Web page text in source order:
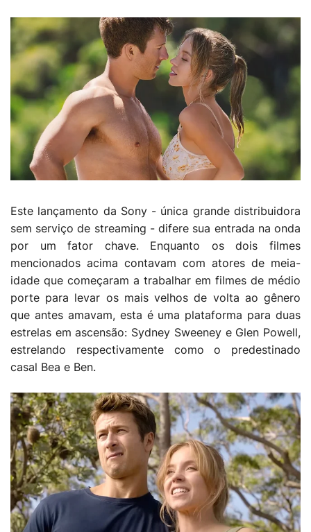
Este lançamento da Sony - única grande distribuidora
sem serviço de streaming - difere sua entrada na onda
por um fator chave. Enquanto os dois filmes
mencionados acima contavam com atores de meia-
idade que começaram a trabalhar em filmes de médio
porte para levar os mais velhos de volta ao gênero
que antes amavam, esta é uma plataforma para duas
estrelas em ascensão: Sydney Sweeney e Glen Powell,
estrelando respectivamente como o predestinado
casal Bea e Ben.